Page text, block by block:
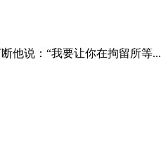
他说：“我要让你在拘留所等...